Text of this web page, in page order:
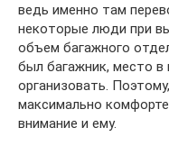
ведь именно там
некоторые люди при
объем багажного
был багажник, место в
организовать.
максимально
внимание и ему.